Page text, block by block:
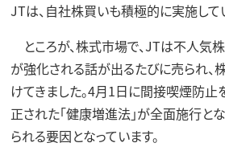
JTは、自社株買いも積極的に実施して
ところが、株式市場で、JTは不人気
が強化される話が出るたびに売られ
けてきました。4月1日に間接喫煙防
正された「健康増進法」が全面施行と
られる要因となっています。